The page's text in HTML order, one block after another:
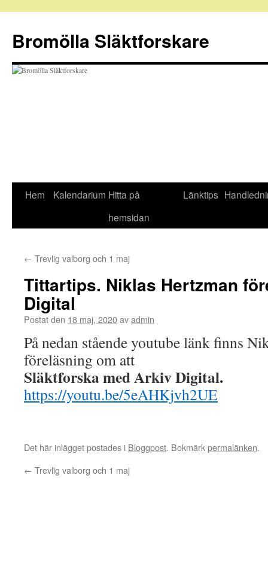
innehåll
Bromölla Släktforskare
Hem Kalendarium Hitta på
hemsidan
Länktips
← Trevlig valborg och 1 maj
Tittartips. Niklas Hertzman
Digital
Postat den 18 maj, 2020avadmin
På nedan stående youtube länk finns
föreläsning om att
Släktforska med Arkiv Digital.
https://youtu.be/5eAHKjvh2UE
Det här inlägget postades i Bloggpost. Bokmärkpermalänken.
← Trevlig valborg och 1 maj